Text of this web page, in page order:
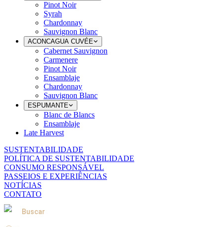
Pinot Noir
Syrah
Chardonnay
Sauvignon Blanc
ACONCAGUA CUVÉE
Cabernet Sauvignon
Carmenere
Pinot Noir
Ensamblaje
Chardonnay
Sauvignon Blanc
ESPUMANTE
Blanc de Blancs
Ensamblaje
Late Harvest
SUSTENTABILIDADE
POLÍTICA DE SUSTENTABILIDADE
CONSUMO RESPONSÁVEL
PASSEIOS E EXPERIÊNCIAS
NOTÍCIAS
CONTATO
Buscar